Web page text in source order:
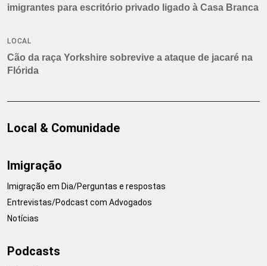
imigrantes para escritório privado ligado à Casa Branca
LOCAL
Cão da raça Yorkshire sobrevive a ataque de jacaré na
Flórida
Local & Comunidade
Imigração
Imigração em Dia/Perguntas e respostas
Entrevistas/Podcast com Advogados
Notícias
Podcasts